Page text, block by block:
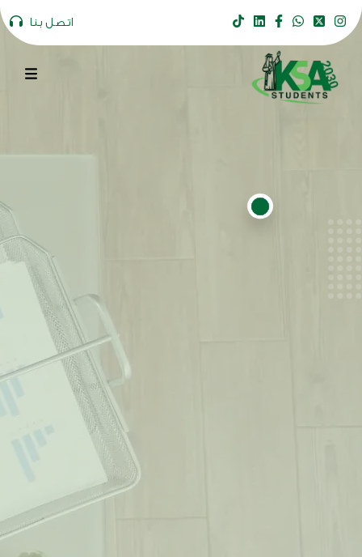
اتصل بنا